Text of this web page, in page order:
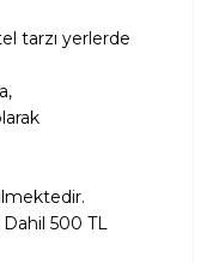
tarzı yerlerde
500 TL